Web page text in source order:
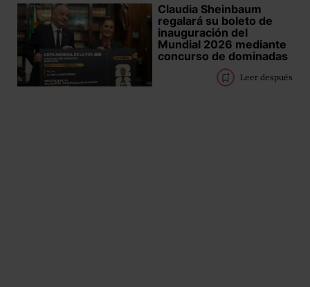
Claudia Sheinbaum
regalará su boleto de
inauguración del
Mundial 2026 mediante
concurso de dominadas
Leer después